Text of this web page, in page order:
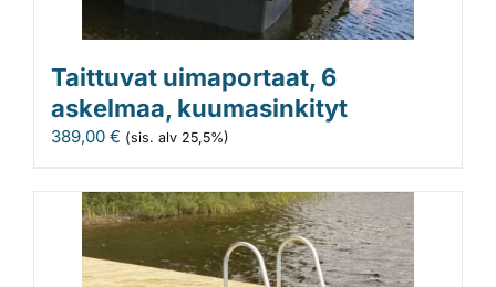
Taittuvat uimaportaat, 6
askelmaa, kuumasinkityt
389,00 € (sis. alv 25,5%)